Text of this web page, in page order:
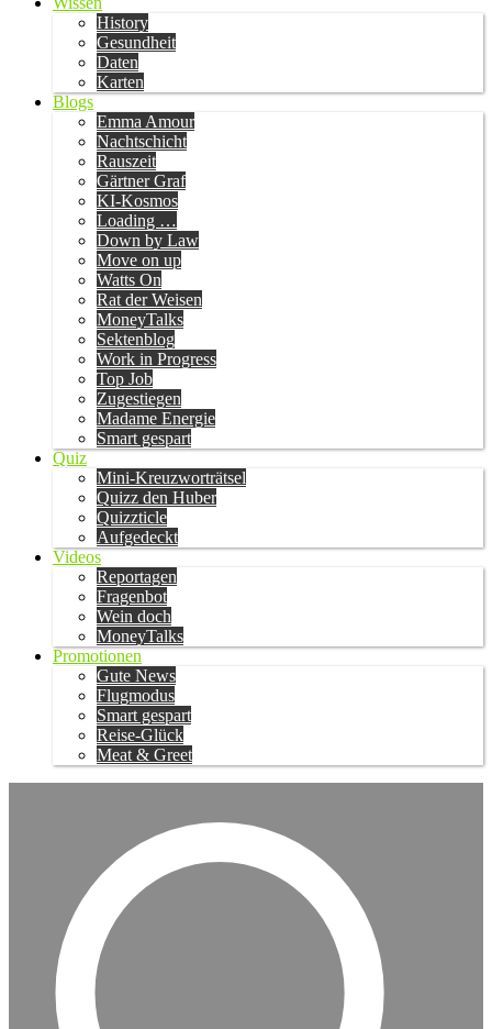
History
Gesundheit
Daten
Karten
Blogs
Emma Amour
Nachtschicht
Rauszeit
Gärtner Graf
KI-Kosmos
Loading …
Down by Law
Move on up
Watts On
Rat der Weisen
MoneyTalks
Sektenblog
Work in Progress
Top Job
Zugestiegen
Madame Energie
Smart gespart
Quiz
Mini-Kreuzworträtsel
Quizz den Huber
Quizzticle
Aufgedeckt
Videos
Reportagen
Fragenbot
Wein doch
MoneyTalks
Promotionen
Gute News
Flugmodus
Smart gespart
Reise-Glück
Meat & Greet